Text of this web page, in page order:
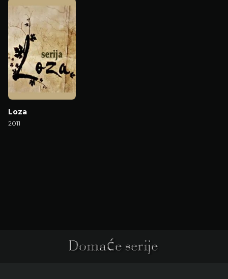
Loza
2011